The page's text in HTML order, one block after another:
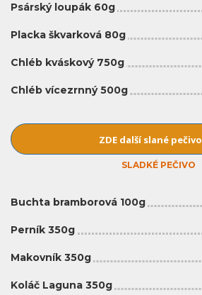
Psárský loupák 60g
Placka škvarková 80g
Chléb kváskový 750g
Chléb vícezrnný 500g
ZDE další slané pečivo
SLADKÉ PEČIVO
Buchta bramborová 100g
Perník 350g
Makovník 350g
Koláč Laguna 350g